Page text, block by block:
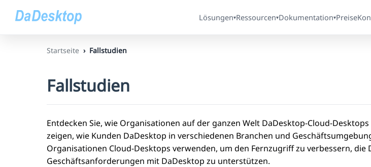
Lösungen▾Ressourcen▾Dokumentation▾Preise
Startseite Fallstudien
Fallstudien
Entdecken Sie, wie Organisationen auf der ganzen Welt DaDesktop-Cloud-
zeigen, wie Kunden DaDesktop in verschiedenen Branchen und
Organisationen Cloud-Desktops verwenden, um den Fernzugriff zu verbessern,
Geschäftsanforderungen mit DaDesktop zu unterstützen.